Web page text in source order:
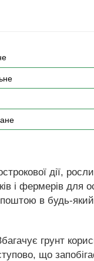
дії,
фермерів для
в будь-який
грунт
що